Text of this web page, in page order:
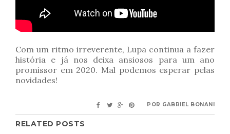
Com um ritmo irreverente, Lupa continua a fazer
história e já nos deixa ansiosos para um ano
promissor em 2020. Mal podemos esperar pelas
novidades!
POR GABRIEL BONANI
RELATED POSTS